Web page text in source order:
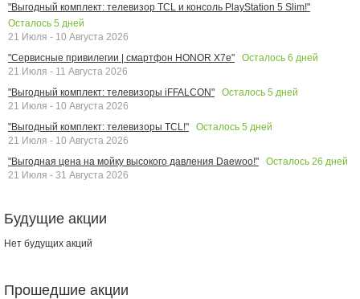
"Выгодный комплект: телевизор TCL и консоль PlayStation 5 Slim!"
Осталось 5 дней
21 Июля - 10 Августа 2026
"Сервисные привилегии | смартфон HONOR X7e"
Осталось 6 дней
21 Июля - 11 Августа 2026
"Выгодный комплект: телевизоры iFFALCON"
Осталось 5 дней
21 Июля - 10 Августа 2026
"Выгодный комплект: телевизоры TCL!"
Осталось 5 дней
21 Июля - 10 Августа 2026
"Выгодная цена на мойку высокого давления Daewoo!"
Осталось 26 дней
21 Июля - 31 Августа 2026
Будущие акции
Нет будущих акций
Прошедшие акции